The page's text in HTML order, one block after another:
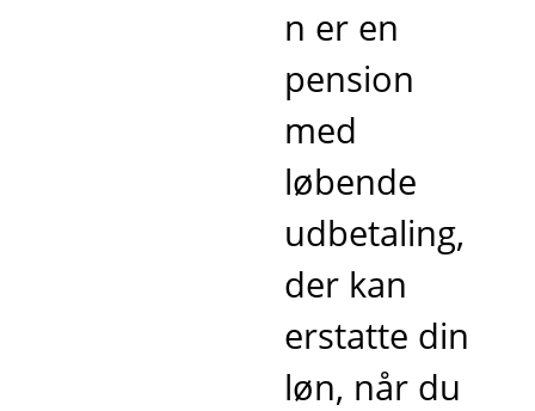
n er en
pension
med
løbende
udbetaling,
der kan
erstatte din
løn, når du